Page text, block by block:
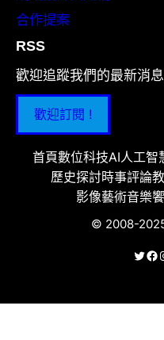
合作提案
RSS
歡迎追蹤我們的最新消息
歡迎訂閱 !
首頁數位科技AI人工智
歷史探討時事評論
影像藝術音樂
© 2008-
X